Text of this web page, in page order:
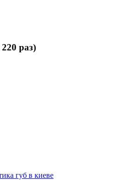
раз)
губ в киеве